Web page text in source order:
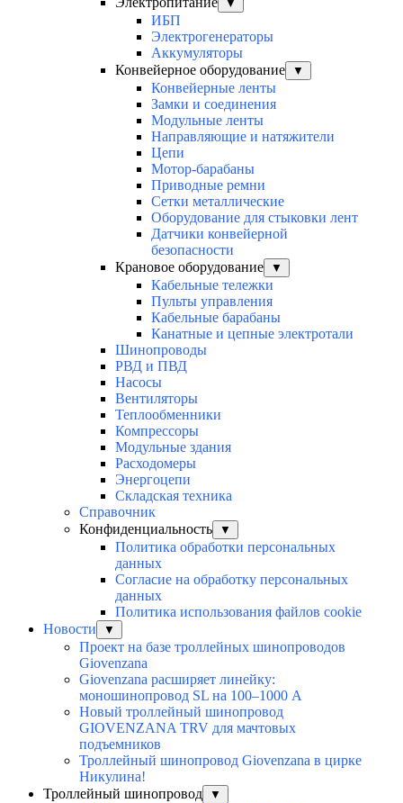
▼
ИБП
Электрогенераторы
Аккумуляторы
Конвейерное оборудование
▼
Конвейерные ленты
Замки и соединения
Модульные ленты
Направляющие и натяжители
Цепи
Мотор-барабаны
Приводные ремни
Сетки металлические
Оборудование для стыковки лент
Датчики конвейерной
безопасности
Крановое оборудование
▼
Кабельные тележки
Пульты управления
Кабельные барабаны
Канатные и цепные электротали
Шинопроводы
РВД и ПВД
Насосы
Вентиляторы
Теплообменники
Компрессоры
Модульные здания
Расходомеры
Энергоцепи
Складская техника
Справочник
Конфиденциальность
▼
Политика обработки персональных
данных
Согласие на обработку персональных
данных
Политика использования файлов cookie
Новости
▼
Проект на базе троллейных шинопроводов
Giovenzana
Giovenzana расширяет линейку:
моношинопровод SL на 100–1000 А
Новый троллейный шинопровод
GIOVENZANA TRV для мачтовых
подъемников
Троллейный шинопровод Giovenzana в цирке
Никулина!
Троллейный шинопровод
▼